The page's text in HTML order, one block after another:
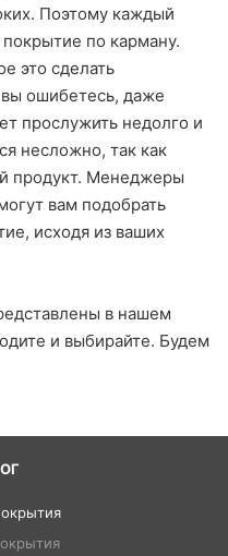
Поэтому каждый
по карману.
это сделать
ошибетесь, даже
прослужить недолго и
несложно, так как
продукт. Менеджеры
вам подобрать
исходя из ваших
в нашем
и выбирайте. Будем